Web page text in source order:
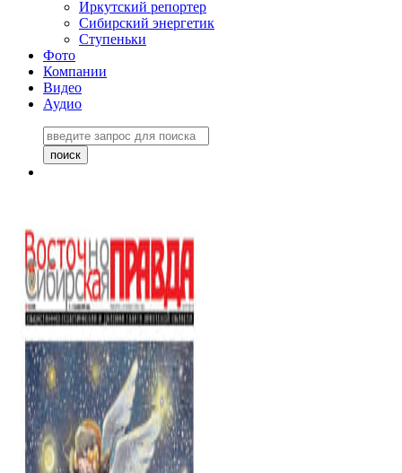
Иркутский репортер
Сибирский энергетик
Ступеньки
Фото
Компании
Видео
Аудио